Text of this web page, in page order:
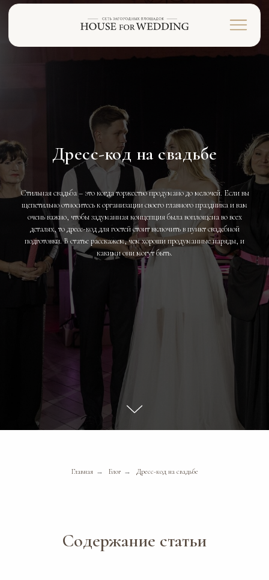
Дресс-код на свадьбе
Стильная свадьба – это когда торжество продумано до мелочей. Если вы
щепетильно относитесь к организации своего главного праздника и вам
очень важно, чтобы задуманная концепция была воплощена во всех
деталях, то дресс-код для гостей стоит включить в пункт свадебной
подготовки. В статье расскажем, чем хороши продуманные наряды, и
какими они могут быть.
Главная → Блог → Дресс-код на свадьбе
Содержание статьи